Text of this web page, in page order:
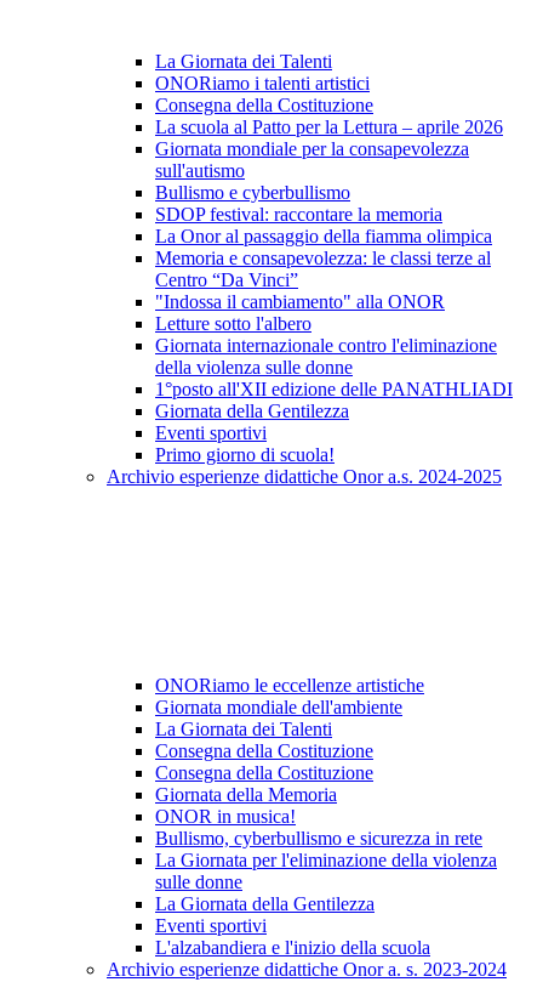
La Giornata dei Talenti
ONORiamo i talenti artistici
Consegna della Costituzione
La scuola al Patto per la Lettura – aprile 2026
Giornata mondiale per la consapevolezza
sull'autismo
Bullismo e cyberbullismo
SDOP festival: raccontare la memoria
La Onor al passaggio della fiamma olimpica
Memoria e consapevolezza: le classi terze al
Centro “Da Vinci”
"Indossa il cambiamento" alla ONOR
Letture sotto l'albero
Giornata internazionale contro l'eliminazione
della violenza sulle donne
1°posto all'XII edizione delle PANATHLIADI
Giornata della Gentilezza
Eventi sportivi
Primo giorno di scuola!
Archivio esperienze didattiche Onor a.s. 2024-2025
ONORiamo le eccellenze artistiche
Giornata mondiale dell'ambiente
La Giornata dei Talenti
Consegna della Costituzione
Consegna della Costituzione
Giornata della Memoria
ONOR in musica!
Bullismo, cyberbullismo e sicurezza in rete
La Giornata per l'eliminazione della violenza
sulle donne
La Giornata della Gentilezza
Eventi sportivi
L'alzabandiera e l'inizio della scuola
Archivio esperienze didattiche Onor a. s. 2023-2024